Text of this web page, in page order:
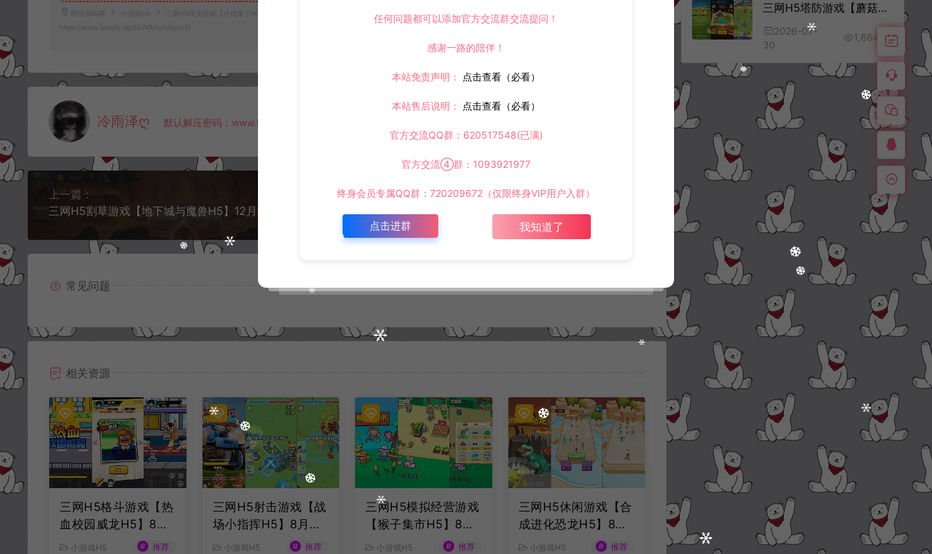
阿泽源码网 小游戏H5
三网H5闯关游戏【小鸡来了H5】12月最新整理Linux手工服务端+Win一键服务端+解压即玩+简易安卓客户端+详细搭建教程
https://www.lyzwlkj.vip/55748/syzy/xyxh5/
冷雨泽ღ 默认解压密码：www.lyzwlkj.vip
上一篇：
下一篇：
常见问题
相关资源
三网H5格斗游戏【热
血校园威龙H5】8月
最新整理Linux手工
小游戏H5 # 推荐
三网H5射击游戏【战
场小指挥H5】8月最
新整理Linux手工服
小游戏H5 # 推荐
三网H5模拟经营游戏
【猴子集市H5】8月
最新整理Linux手工
小游戏H5 # 推荐
三网H5休闲游戏【合
成进化恐龙H5】8月
最新整理Linux手工
小游戏H5 # 推荐
三网H5塔防游戏【蘑菇战争冲突H5】7月最新整理Linux手工服务端+Win一键服务端+解压即玩+简易安卓客户端+详细搭建教程
2026-07-
30
1,664
任何问题都可以添加官方交流群交流提问！
感谢一路的陪伴！
本站免责声明： 点击查看（必看）
本站售后说明： 点击查看（必看）
官方交流QQ群：620517548(已满)
官方交流④群：1093921977
终身会员专属QQ群：720209672（仅限终身VIP用户入群）
点击进群 我知道了